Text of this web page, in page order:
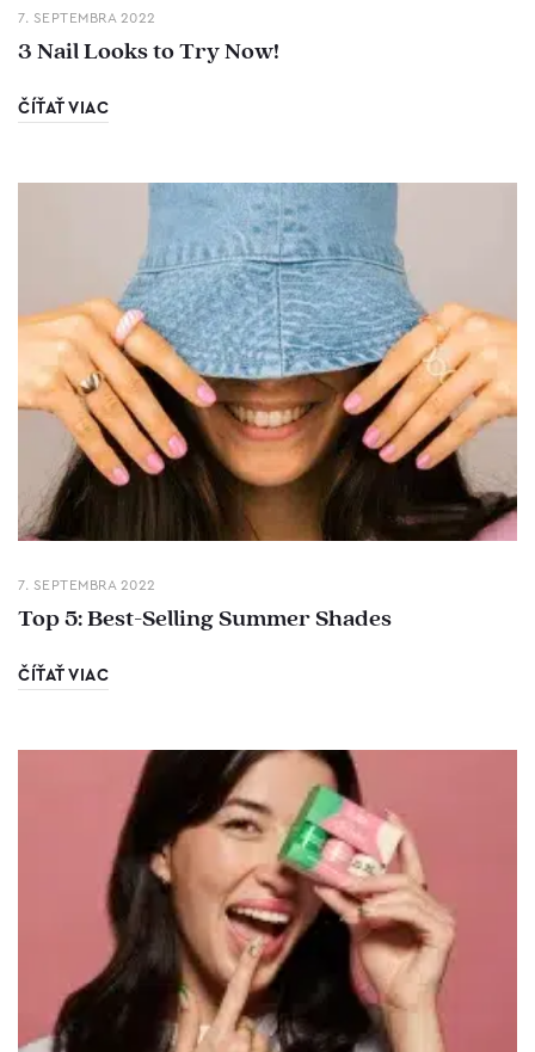
7. SEPTEMBRA 2022
3 Nail Looks to Try Now!
ČÍŤAŤ VIAC
7. SEPTEMBRA 2022
Top 5: Best-Selling Summer Shades
ČÍŤAŤ VIAC